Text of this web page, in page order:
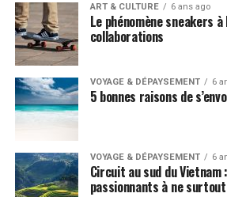
ART & CULTURE 6 ans ago
Le phénomène sneakers à
collaborations
VOYAGE & DÉPAYSEMENT 6
5 bonnes raisons de
VOYAGE & DÉPAYSEMENT 6
Circuit au sud du
passionnants à ne